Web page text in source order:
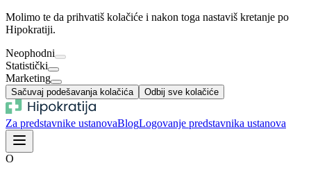
Molimo te da prihvatiš kolačiće i nakon toga nastaviš kretanje po
Hipokratiji.
Neophodni
Statistički
Marketing
Sačuvaj podešavanja kolačića Odbij sve kolačiće
Za predstavnike ustanovaBlogLogovanje predstavnika ustanova
O